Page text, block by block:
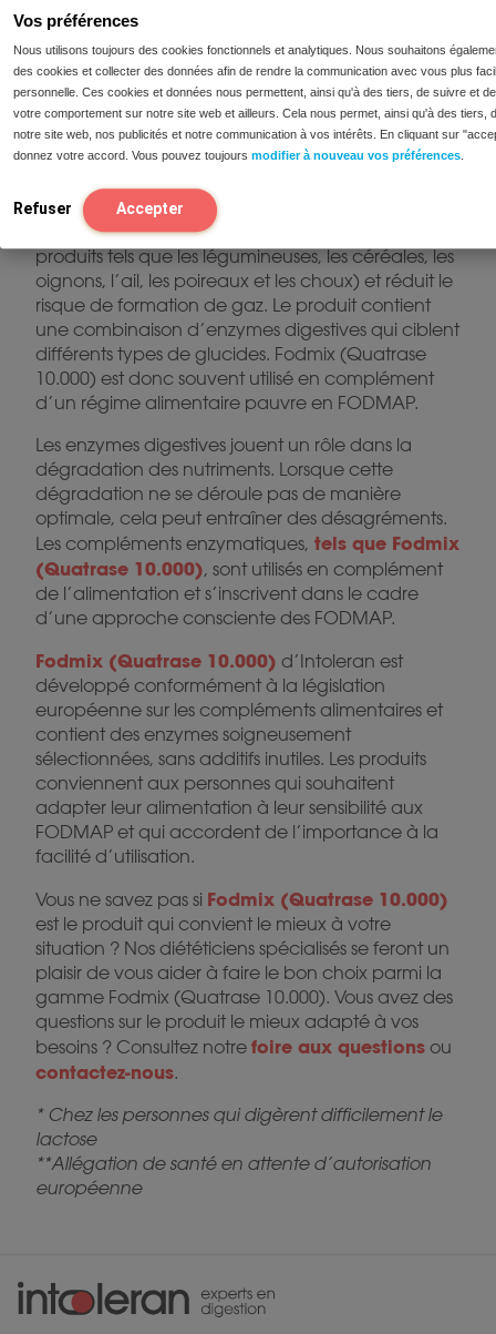
Vos préférences
Nous utilisons toujours des cookies fonctionnels et analytiques. Nous souhaitons
des cookies et collecter des données afin de rendre la communication avec vous plus
personnelle. Ces cookies et données nous permettent, ainsi qu'à des tiers, de suivre et
votre comportement sur notre site web et ailleurs. Cela nous permet, ainsi qu'à des tiers,
notre site web, nos publicités et notre communication à vos intérêts. En cliquant sur
donnez votre accord. Vous pouvez toujours modifier à nouveau vos préférences
Refuser Accepter
Comment Fodmix (Quatrase
10.000) peut-il m’aider dans
mon régime alimentaire faible
en FODMAP ?
Fodmix (Quatrase 10.000)est un complément
enzymatique qui aide à digérer le lactose* et
d’autres glucides difficiles à digérer tels que les
fructanes et les galactanes** (présents dans des
produits tels que les légumineuses, les céréales, les
oignons, l’ail, les poireaux et les choux) et réduit le
risque de formation de gaz. Le produit contient
une combinaison d’enzymes digestives qui ciblent
différents types de glucides. Fodmix (Quatrase
10.000) est donc souvent utilisé en complément
d’un régime alimentaire pauvre en FODMAP.
Les enzymes digestives jouent un rôle dans la
dégradation des nutriments. Lorsque cette
dégradation ne se déroule pas de manière
optimale, cela peut entraîner des désagréments.
Les compléments enzymatiques, tels que Fodmix
(Quatrase 10.000), sont utilisés en complément
de l’alimentation et s’inscrivent dans le cadre
d’une approche consciente des FODMAP.
Fodmix (Quatrase 10.000) d’Intoleran est
développé conformément à la législation
européenne sur les compléments alimentaires et
contient des enzymes soigneusement
sélectionnées, sans additifs inutiles. Les produits
conviennent aux personnes qui souhaitent
adapter leur alimentation à leur sensibilité aux
FODMAP et qui accordent de l’importance à la
facilité d’utilisation.
Vous ne savez pas si Fodmix (Quatrase 10.000)
est le produit qui convient le mieux à votre
situation ? Nos diététiciens spécialisés se feront un
plaisir de vous aider à faire le bon choix parmi la
gamme Fodmix (Quatrase 10.000). Vous avez des
questions sur le produit le mieux adapté à vos
besoins ? Consultez notre foire aux questions ou
contactez-nous.
* Chez les personnes qui digèrent difficilement le
lactose
**Allégation de santé en attente d’autorisation
européenne